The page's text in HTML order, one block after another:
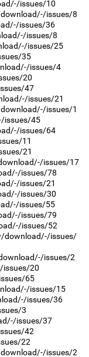
issues/10
issues/8
issues/36
issues/8
issues/25
35
issues/4
20
47
issues/21
issues/1
issues/45
issues/64
11
21
issues/17
issues/78
issues/21
issues/30
issues/55
issues/79
issues/52
download/-/issues/
issues/2
20
65
issues/15
issues/36
3
issues/37
42
22
issues/2